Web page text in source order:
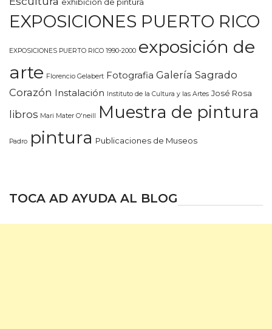
EXPOSICIONES PUERTO RICO
EXPOSICIONES PUERTO RICO 1990-2000 exposición de
arte Florencio Gelabert Fotografia Galería Sagrado
Corazón Instalación Instituto de la Cultura y las Artes José Rosa
libros Mari Mater O'neill Muestra de pintura
Padro pintura Publicaciones de Museos
TOCA AD AYUDA AL BLOG